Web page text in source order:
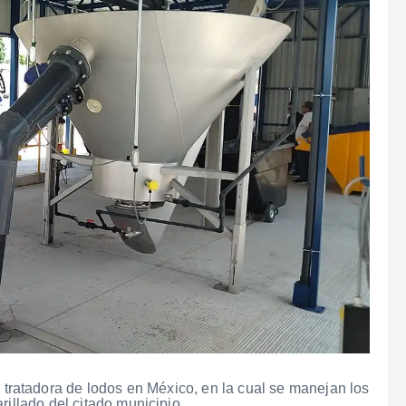
de lodos en México, en la cual se manejan los